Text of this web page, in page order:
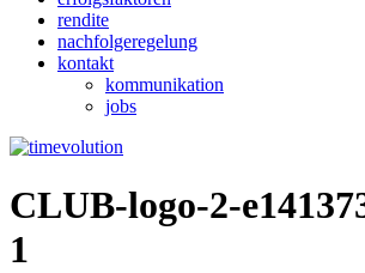
rendite
nachfolgeregelung
kontakt
kommunikation
jobs
CLUB-logo-2-
1